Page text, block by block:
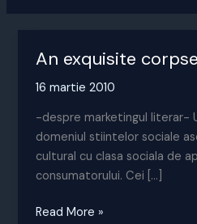
An exquisite
16 martie 2010
-despre marketingul literar-
domeniul stiintelor sociale
cultural cu clasa sociala de
consumatorului. Cei […]
An
Read More »